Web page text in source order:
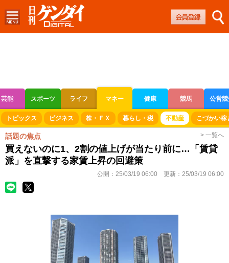
芸能 スポーツ ライフ マネー 健康 競馬 公営
ボートレース 競輪 オートレース
トピックス ビジネス 株・ＦＸ 暮らし・税 不動産 こづかい稼
話題の焦点 > 一覧へ
買えないのに1、2割の値上げが当たり前に…「賃貸
派」を直撃する家賃上昇の回避策
公開： 25/03/19 06:00 更新： 25/03/19 06:00